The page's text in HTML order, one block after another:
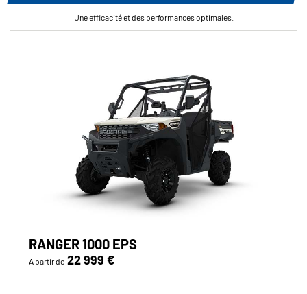
Une efficacité et des performances optimales.
RANGER 1000 EPS
A partir de 22 999 €